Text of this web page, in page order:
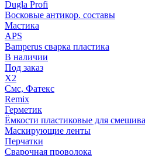
Dugla Profi
Восковые антикор. составы
Мастика
APS
Bamperus сварка пластика
В наличии
Под заказ
X2
Смс, Фатекс
Remix
Герметик
Ёмкости пластиковые для
Маскирующие ленты
Перчатки
Сварочная проволока